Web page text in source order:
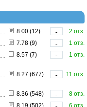
8.00 (12) -
2 отз.
7.78 (9) -
1 отз.
8.57 (7) -
1 отз.
8.27 (677) -
11 отз.
8.36 (548) -
8 отз.
8.19 (502)
6 отз.